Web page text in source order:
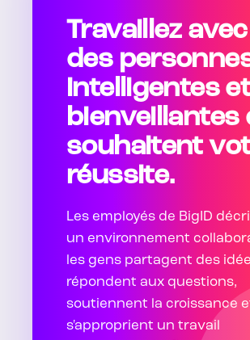
Travaillez avec
des
intelligentes
bienveillantes
souhaitent
réussite.
Les employés de BigID
un environnement
les gens partagent des
répondent aux questions,
soutiennent la croissance
s'approprient un travail